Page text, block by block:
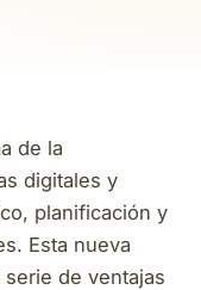
de la
digitales y
planificación y
Esta nueva
de ventajas